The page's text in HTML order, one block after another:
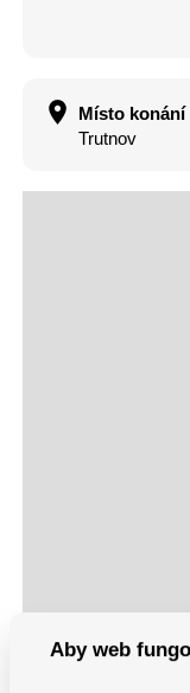
Místo konání
Trutnov
Aby web